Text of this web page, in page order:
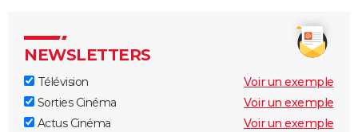
NEWSLETTERS
Télévision
Voir un exemple
Sorties Cinéma
Voir un exemple
Actus Cinéma
Voir un exemple